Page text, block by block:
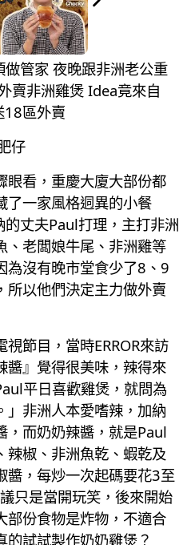
管家 夜晚跟非洲老公重
賣非洲雞煲 Idea竟來自
18區外賣
仔
眼看，重慶大廈大部份都
了一家風格迵異的小餐
丈夫Paul打理，主打非洲
、老闆娘牛尾、非洲雞等
為沒有晚市堂食少了8、9
所以他們決定主力做外賣
視節目，當時ERROR來訪
醬』覺得很美味，辣得來
平日喜歡雞煲，就問為
」非洲人本愛嗜辣，加納
，而奶奶辣醬，就是Paul
辣椒、非洲魚乾、蝦乾及
醬，每炒一次起碼要花3至
只是當開玩笑，後來開始
部份食物是炸物，不適合
試試製作奶奶雞煲？